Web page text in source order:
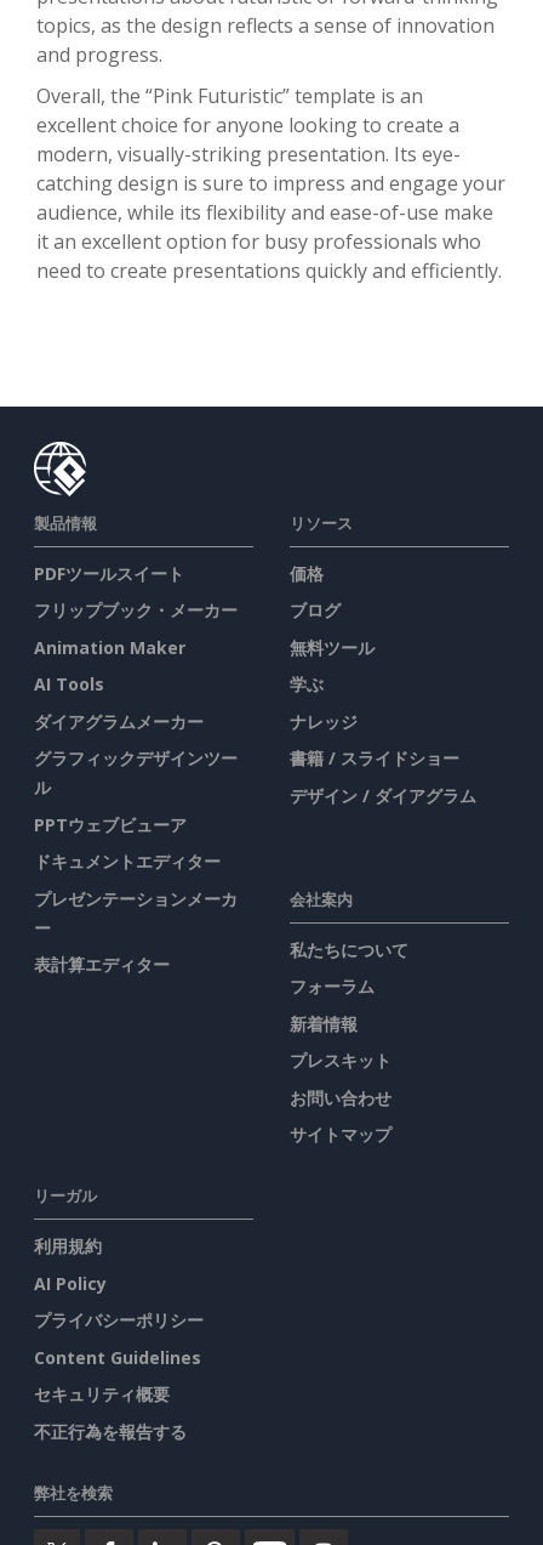
topics, as the design reflects a sense of innovation
and progress.
Overall, the “Pink Futuristic” template is an
excellent choice for anyone looking to create a
modern, visually-striking presentation. Its eye-
catching design is sure to impress and engage your
audience, while its flexibility and ease-of-use make
it an excellent option for busy professionals who
need to create presentations quickly and efficiently.
製品情報
PDFツールスイート
フリップブック・メーカー
Animation Maker
AI Tools
ダイアグラムメーカー
グラフィックデザインツー
ル
PPTウェブビューア
ドキュメントエディター
プレゼンテーションメーカ
ー
表計算エディター
リソース
価格
ブログ
無料ツール
学ぶ
ナレッジ
書籍 / スライドショー
デザイン / ダイアグラム
会社案内
私たちについて
フォーラム
新着情報
プレスキット
お問い合わせ
サイトマップ
リーガル
利用規約
AI Policy
プライバシーポリシー
Content Guidelines
セキュリティ概要
不正行為を報告する
弊社を検索